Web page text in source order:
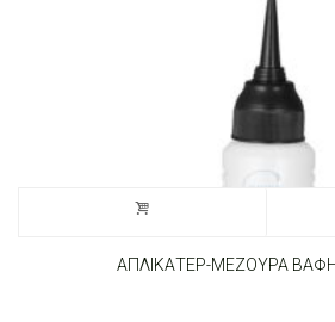
ΑΠΛΙΚΑΤΕΡ-ΜΕΖΟΥΡΑ